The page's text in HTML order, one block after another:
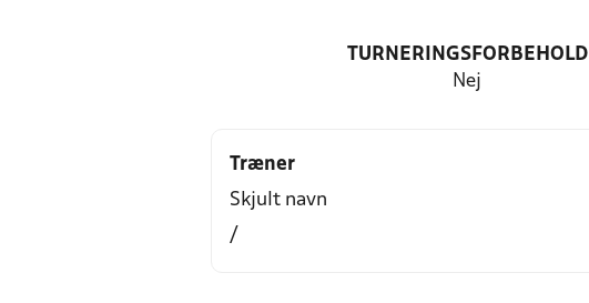
TURNERINGSFORBEHOLD
Nej
Træner
Skjult navn
/